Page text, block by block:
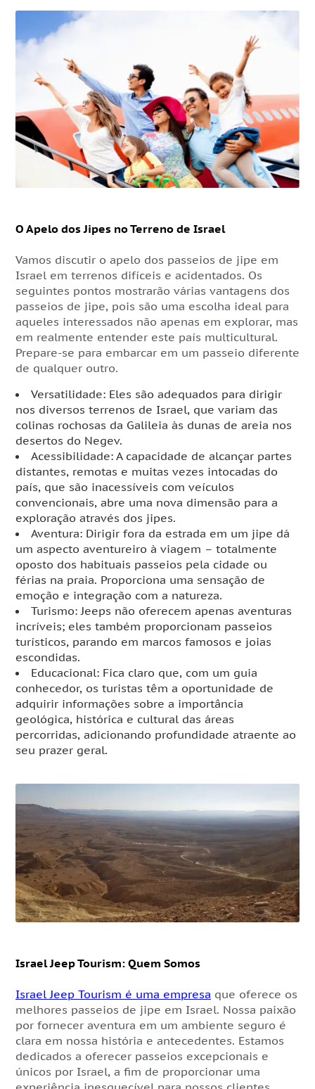
O Apelo dos Jipes no Terreno de Israel
Vamos discutir o apelo dos passeios de jipe em
Israel em terrenos difíceis e acidentados. Os
seguintes pontos mostrarão várias vantagens dos
passeios de jipe, pois são uma escolha ideal para
aqueles interessados não apenas em explorar, mas
em realmente entender este país multicultural.
Prepare-se para embarcar em um passeio diferente
de qualquer outro.
Versatilidade: Eles são adequados para dirigir
nos diversos terrenos de Israel, que variam das
colinas rochosas da Galileia às dunas de areia nos
desertos do Negev.
Acessibilidade: A capacidade de alcançar partes
distantes, remotas e muitas vezes intocadas do
país, que são inacessíveis com veículos
convencionais, abre uma nova dimensão para a
exploração através dos jipes.
Aventura: Dirigir fora da estrada em um jipe dá
um aspecto aventureiro à viagem – totalmente
oposto dos habituais passeios pela cidade ou
férias na praia. Proporciona uma sensação de
emoção e integração com a natureza.
Turismo: Jeeps não oferecem apenas aventuras
incríveis; eles também proporcionam passeios
turísticos, parando em marcos famosos e joias
escondidas.
Educacional: Fica claro que, com um guia
conhecedor, os turistas têm a oportunidade de
adquirir informações sobre a importância
geológica, histórica e cultural das áreas
percorridas, adicionando profundidade atraente ao
seu prazer geral.
Israel Jeep Tourism: Quem Somos
Israel Jeep Tourism é uma empresa que oferece os
melhores passeios de jipe em Israel. Nossa paixão
por fornecer aventura em um ambiente seguro é
clara em nossa história e antecedentes. Estamos
dedicados a oferecer passeios excepcionais e
únicos por Israel, a fim de proporcionar uma